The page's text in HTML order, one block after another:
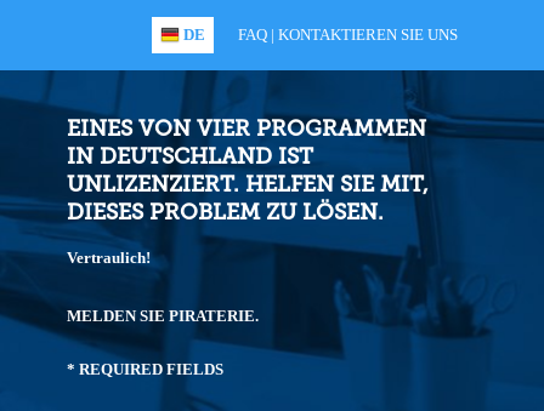
DE FAQ | KONTAKTIEREN SIE UNS
EINES VON VIER PROGRAMMEN
IN DEUTSCHLAND IST
UNLIZENZIERT. HELFEN SIE MIT,
DIESES PROBLEM ZU LÖSEN.
Vertraulich!
MELDEN SIE PIRATERIE.
* REQUIRED FIELDS